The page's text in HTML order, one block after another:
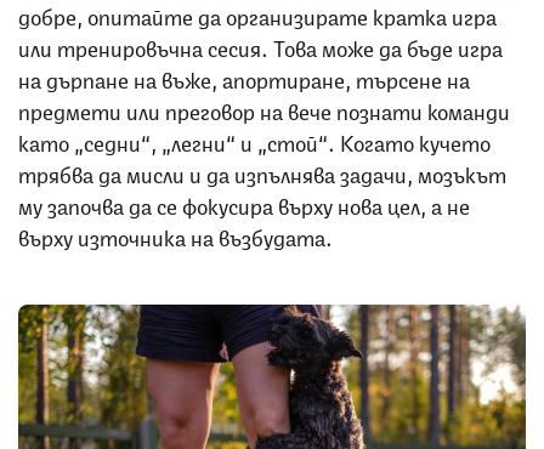
добре, опитайте да организирате кратка игра
или тренировъчна сесия. Това може да бъде игра
на дърпане на въже, апортиране, търсене на
предмети или преговор на вече познати команди
като „седни“, „легни“ и „стой“. Когато кучето
трябва да мисли и да изпълнява задачи, мозъкът
му започва да се фокусира върху нова цел, а не
върху източника на възбудата.